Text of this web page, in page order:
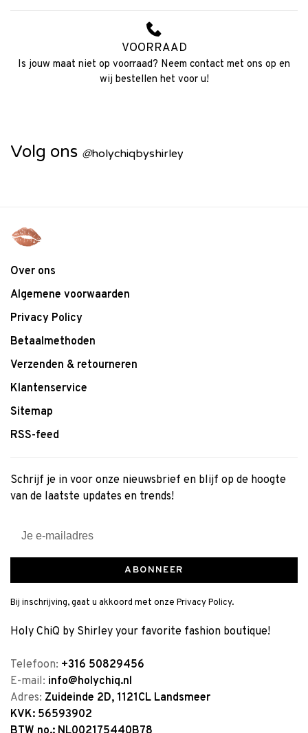
VOORRAAD
Is jouw maat niet op voorraad? Neem contact met ons op en
wij bestellen het voor u!
Volg ons @holychiqbyshirley
Over ons
Algemene voorwaarden
Privacy Policy
Betaalmethoden
Verzenden & retourneren
Klantenservice
Sitemap
RSS-feed
Schrijf je in voor onze nieuwsbrief en blijf op de hoogte
van de laatste updates en trends!
ABONNEER
Bij inschrijving, gaat u akkoord met onze Privacy Policy.
Holy ChiQ by Shirley your favorite fashion boutique!
Telefoon: +316 50829456
E-mail: info@holychiq.nl
Adres: Zuideinde 2D, 1121CL Landsmeer
KVK: 56593902